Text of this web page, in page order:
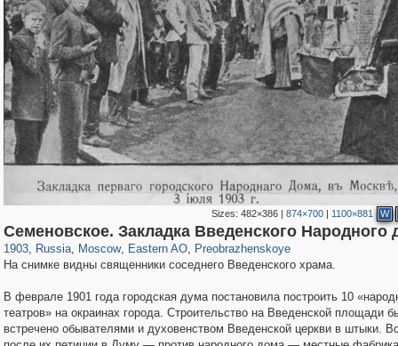
Sizes: 482×386| 874×700| 1100×881 W
Семеновское. Закладка Введенского Народного
1903, Russia
1,405,939 29,243
, Moscow
319,716 8,286
, Eastern AO
20,915 306
, Preobrazhenskoye
2,400 55
На снимке видны священники соседнего Введенского храма.
В феврале 1901 года городская дума постановила построить 10
театров» на окраинах города. Строительство на Введенской площади
встречено обывателями и духовенством Введенской церкви в штыки.